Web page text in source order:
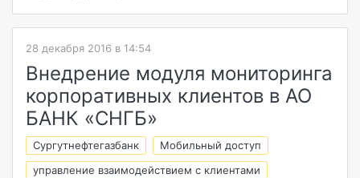
28 декабря 2016 в 14:54
Внедрение модуля мониторинга
корпоративных клиентов в АО
БАНК «СНГБ»
Сургутнефтегазбанк
Мобильный доступ
управление взаимодействием с клиентами